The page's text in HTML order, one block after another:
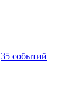
35 событий